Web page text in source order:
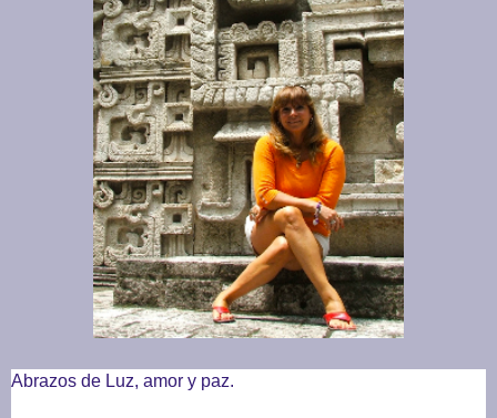
Abrazos de Luz, amor y paz.